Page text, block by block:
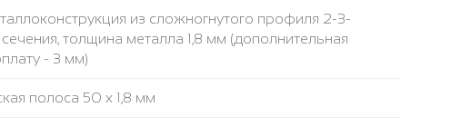
из сложногнутого профиля 2-3-
толщина металла 1,8 мм (дополнительная
- 3 мм)
полоса 50 х 1,8 мм